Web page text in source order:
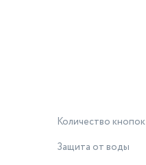
Количество кнопок
Защита от воды